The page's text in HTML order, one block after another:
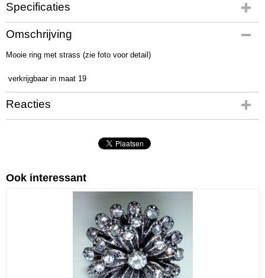
Specificaties
Productcode
04245
Productcode leverancier
Netto gewicht
6,00 g
Bruto gewicht
21,00 g
Omschrijving
Mooie ring met strass (zie foto voor detail)
verkrijgbaar in maat 19
Reacties
Ook interessant